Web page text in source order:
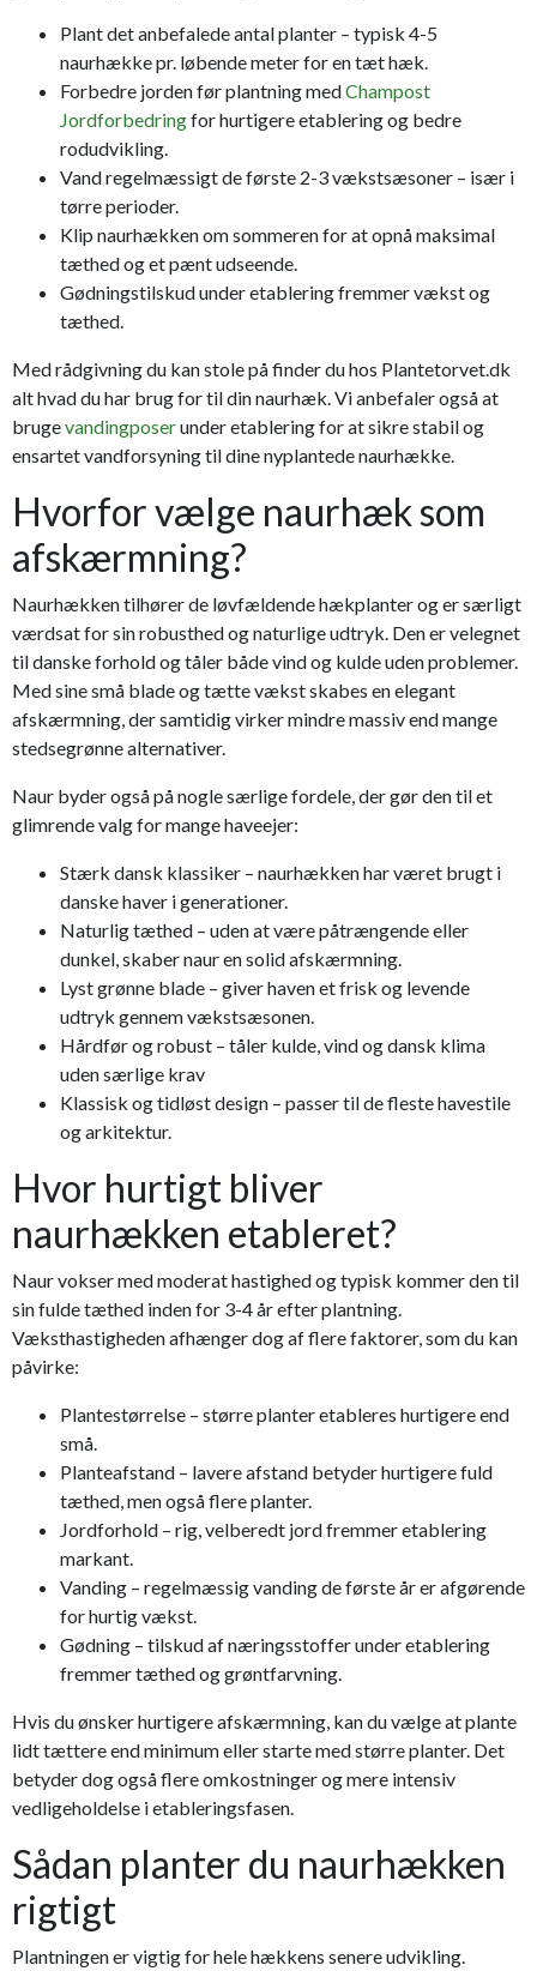
Plant det anbefalede antal planter – typisk 4-5
naurhække pr. løbende meter for en tæt hæk.
Forbedre jorden før plantning medChampost
Jordforbedringfor hurtigere etablering og bedre
rodudvikling.
Vand regelmæssigt de første 2-3 vækstsæsoner – især i
tørre perioder.
Klip naurhækken om sommeren for at opnå maksimal
tæthed og et pænt udseende.
Gødningstilskud under etablering fremmer vækst og
tæthed.
Med rådgivning du kan stole på finder du hos Plantetorvet.dk
alt hvad du har brug for til din naurhæk. Vi anbefaler også at
brugevandingposerunder etablering for at sikre stabil og
ensartet vandforsyning til dine nyplantede naurhække.
Hvorfor vælge naurhæk som
afskærmning?
Naurhækken tilhører de løvfældende hækplanter og er særligt
værdsat for sin robusthed og naturlige udtryk. Den er velegnet
til danske forhold og tåler både vind og kulde uden problemer.
Med sine små blade og tætte vækst skabes en elegant
afskærmning, der samtidig virker mindre massiv end mange
stedsegrønne alternativer.
Naur byder også på nogle særlige fordele, der gør den til et
glimrende valg for mange haveejer:
Stærk dansk klassiker – naurhækken har været brugt i
danske haver i generationer.
Naturlig tæthed – uden at være påtrængende eller
dunkel, skaber naur en solid afskærmning.
Lyst grønne blade – giver haven et frisk og levende
udtryk gennem vækstsæsonen.
Hårdfør og robust – tåler kulde, vind og dansk klima
uden særlige krav
Klassisk og tidløst design – passer til de fleste havestile
og arkitektur.
Hvor hurtigt bliver
naurhækken etableret?
Naur vokser med moderat hastighed og typisk kommer den til
sin fulde tæthed inden for 3-4 år efter plantning.
Væksthastigheden afhænger dog af flere faktorer, som du kan
påvirke:
Plantestørrelse – større planter etableres hurtigere end
små.
Planteafstand – lavere afstand betyder hurtigere fuld
tæthed, men også flere planter.
Jordforhold – rig, velberedt jord fremmer etablering
markant.
Vanding – regelmæssig vanding de første år er afgørende
for hurtig vækst.
Gødning – tilskud af næringsstoffer under etablering
fremmer tæthed og grøntfarvning.
Hvis du ønsker hurtigere afskærmning, kan du vælge at plante
lidt tættere end minimum eller starte med større planter. Det
betyder dog også flere omkostninger og mere intensiv
vedligeholdelse i etableringsfasen.
Sådan planter du naurhækken
rigtigt
Plantningen er vigtig for hele hækkens senere udvikling.